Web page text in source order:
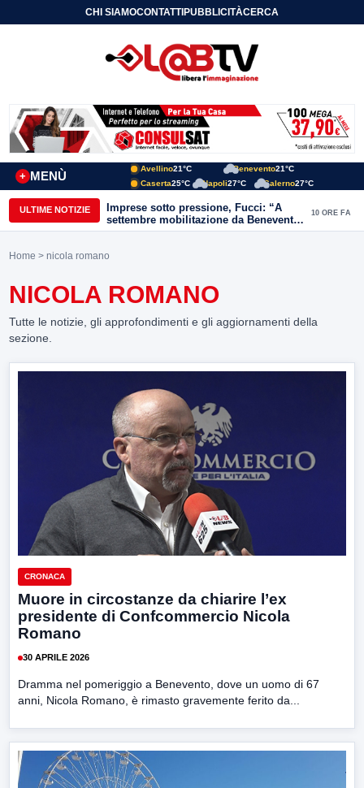
CHI SIAMOCONTATTIPUBBLICITÀCERCA
MENÙ
+
Avellino21°C Benevento21°C
Caserta25°C Napoli27°C Salerno27°C
ULTIME NOTIZIE
Imprese sotto pressione, Fucci: “A
settembre mobilitazione da Benevento
e Avellino”
10 ORE FA
Home > nicola romano
NICOLA ROMANO
Tutte le notizie, gli approfondimenti e gli aggiornamenti della
sezione.
CRONACA
Muore in circostanze da chiarire l’ex
presidente di Confcommercio Nicola
Romano
30 APRILE 2026
Dramma nel pomeriggio a Benevento, dove un uomo di 67
anni, Nicola Romano, è rimasto gravemente ferito da...